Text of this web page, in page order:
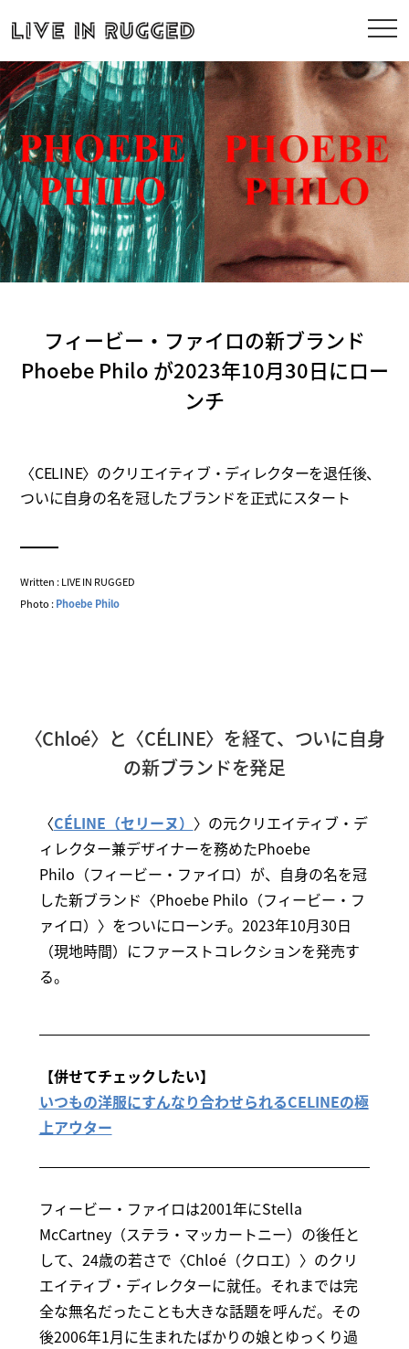
フィービー・ファイロの新ブランド
Phoebe Philo が2023年10月30日にロー
ンチ
〈CELINE〉のクリエイティブ・ディレクターを退任後、
ついに自身の名を冠したブランドを正式にスタート
Written : LIVE IN RUGGED
Photo :Phoebe Philo
〈Chloé〉と〈CÉLINE〉を経て、ついに自身
の新ブランドを発足
〈CÉLINE（セリーヌ） 〉の元クリエイティブ・デ
ィレクター兼デザイナーを務めたPhoebe
Philo（フィービー・ファイロ）が、自身の名を冠
した新ブランド〈Phoebe Philo（フィービー・フ
ァイロ）〉をついにローンチ。2023年10月30日
（現地時間）にファーストコレクションを発売す
る。
【併せてチェックしたい】
いつもの洋服にすんなり合わせられるCELINEの極
上アウター
フィービー・ファイロは2001年にStella
McCartney（ステラ・マッカートニー）の後任と
して、24歳の若さで〈Chloé（クロエ）〉のクリ
エイティブ・ディレクターに就任。それまでは完
全な無名だったことも大きな話題を呼んだ。その
後2006年1月に生まれたばかりの娘とゆっくり過